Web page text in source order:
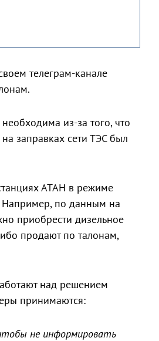
телеграм-канале
из-за того, что
заправках сети ТЭС был
АТАН в режиме
Например, по данным на
приобрести дизельное
продают по талонам,
над решением
принимаются:
не информировать